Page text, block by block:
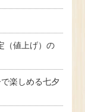
（値上げ）の
楽しめる七夕